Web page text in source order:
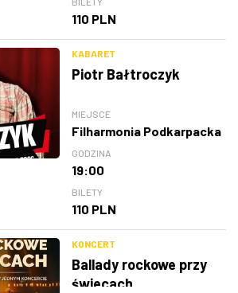
110 PLN
KABARET
Piotr Bałtroczyk
MIEJSCE
Filharmonia Podkarpacka
GODZINA
19:00
BILETY
110 PLN
KONCERT
Ballady rockowe przy
świecach